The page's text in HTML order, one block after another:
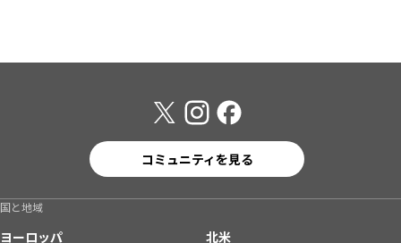
コミュニティを見る
国と地域
ヨーロッパ
北米